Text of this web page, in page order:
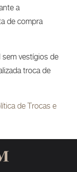
a
de compra
sem vestígios de
troca de
de Trocas e